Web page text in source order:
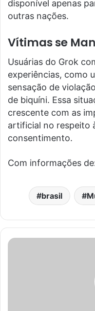
disponível apenas
outras nações.
Vítimas se
Usuárias do Grok
experiências, como
sensação de
de biquíni. Essa
crescente com as
artificial no respeito
consentimento.
Com informações
brasil